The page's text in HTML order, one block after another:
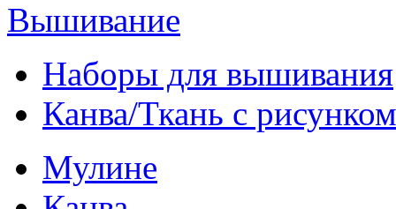
Вышивание
Наборы для вышивания
Канва/Ткань с рисунком
Мулине